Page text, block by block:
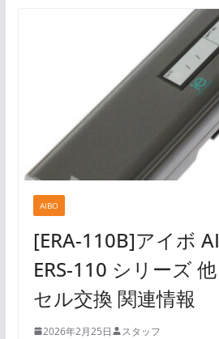
AIBO
[ERA-110B]アイボ
ERS-110 シリーズ
セル交換 関連情報
2026年2月25日 スタッフ